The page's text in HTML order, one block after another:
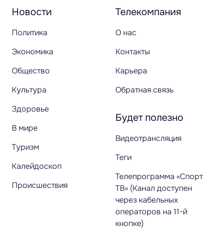
Новости
Политика
Экономика
Общество
Культура
Здоровье
В мире
Туризм
Калейдоскоп
Происшествия
Телекомпания
О нас
Контакты
Карьера
Обратная связь
Будет полезно
Видеотрансляция
Теги
Телепрограмма «Спорт
ТВ» (Канал доступен
через кабельных
операторов на 11-й
кнопке)